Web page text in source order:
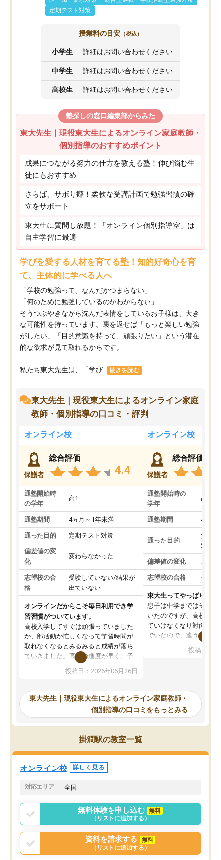
定期テスト対策
授業料の目安 （税込）
小学生 詳細はお問い合わせください
中学生 詳細はお問い合わせください
高校生 詳細はお問い合わせください
塾探しの窓口編集部からみた
東大先生｜現役東大生によるオンライン家庭教師・
個別指導のおすすめポイント
成果につながる努力の仕方を教える塾！伸び悩む生
徒にもおすすめ
さらば、サボり癖！柔軟な受講計画で勉強習慣の確
立をサポート
東大生に質問し放題！「オンライン個別指導室」は
自主学習に最適
学びを愛する人材を育てる塾！知的好奇心を育
て、主体的に学べる人へ
「学校の勉強って、なんだかつまらない」
「何のために勉強しているのかわからない」
そうつぶやきながら沈んだ表情をしているお子様は、大き
な可能性を持っています。裏を返せば「もっと楽しい勉強
がしたい」「目的意識を持って、頑張りたい」という潜在
的な欲求が見て取れるからです。
私たち東大先生は、「学び... 続きを読む
東大先生｜現役東大生によるオンライン家庭
教師・個別指導の口コミ・評判
オンライン校
保護者
総合評価
4.4
通塾開始時
の学年
高1
通塾期間 4ヵ月～1年未満
通った目的 定期テスト対策
偏差値の変
化
変わらなかった
志望校の合
格
受験していない/結果が
出ていない
オンラインだからこそ毎日利用でき学
習習慣がついています。
高校入学してすぐは頑張っていました
が、部活動が忙しくなって学習時間が
取れなくなるとみるみると成績が落ち
ていきました。高校の進度が早く、子
供も家に帰って勉強の話すると嫌な反
応を示します。東大先生にお願いして
れるので、親としても安心です。毎日
使える自習室とかもあり、わからない
ところがあれば先生が回答してくれる
のも重宝しています。
投稿日：2026年06月26日
オンライン校
保護者
総合評価
通塾開始時の
学年
高3
通塾期間 4ヵ月
通った目的
大学
対策
偏差値の変化
志望校の合格 合格
東大生ってやっぱりすご
息子は中学まではそこそ
いたのですが、高校に入
ていけなくなり対面の塾
でいたので、違うアプロ
で、当初は模試でD判定
自習室が毎日使えていつ
るのが心強かったよう
謝です。
投稿日：
東大先生｜現役東大生によるオンライン家庭教師・
個別指導の口コミをもっとみる
掛澗駅の教室一覧
オンライン校 詳しく見る
対応エリア 全国
無料体験を申し込む
無料
（リストに追加する）
資料を請求する
無料
（リストに追加する）